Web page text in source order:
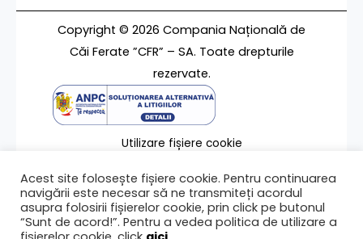
Copyright © 2026 Compania Națională de
Căi Ferate ”CFR” – SA. Toate drepturile
rezervate.
Utilizare fișiere cookie
Contact
Acest site folosește fișiere cookie. Pentru continuarea
navigării este necesar să ne transmiteți acordul
asupra folosirii fișierelor cookie, prin click pe butonul
“Sunt de acord!”. Pentru a vedea politica de utilizare a